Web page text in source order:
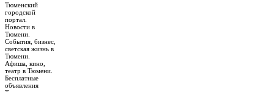
Тюменский
городской
портал.
Новости в
Тюмени.
События, бизнес,
светская жизнь в
Тюмени.
Афиша, кино,
театр в Тюмени.
Бесплатные
объявления